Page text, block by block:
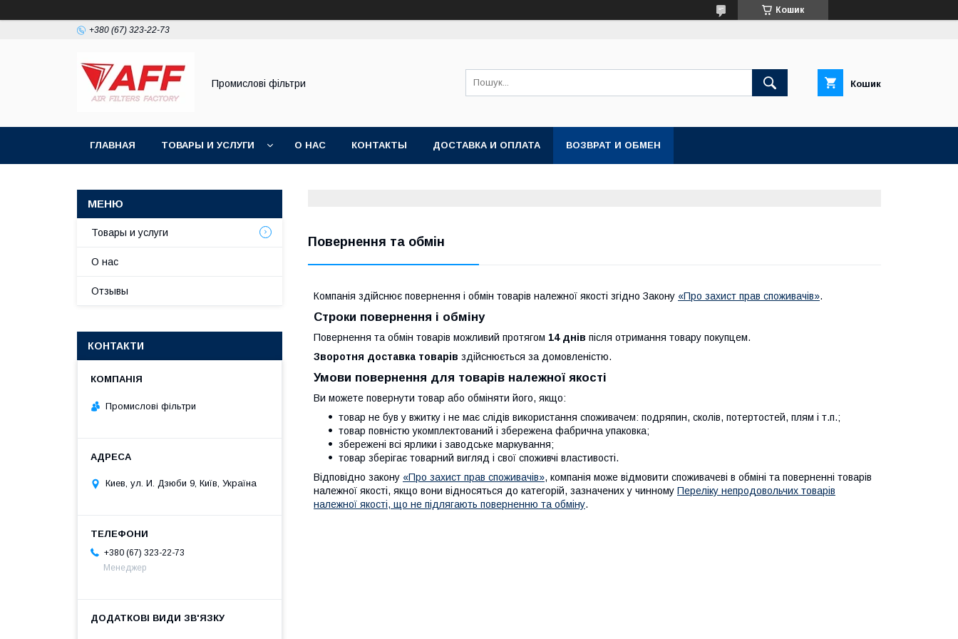
Кошик
+380 (67) 323-22-73
Промислові фільтри Кошик
ГЛАВНАЯ ТОВАРЫ И УСЛУГИ О НАС КОНТАКТЫ ДОСТАВКА И ОПЛАТА ВОЗВРАТ И ОБМЕН
Повернення та обмін
Компанія здійснює повернення і обмін товарів належної якості згідно Закону «Про захист прав споживачів».
Строки повернення і обміну
Повернення та обмін товарів можливий протягом 14 днів після отримання товару покупцем.
Зворотня доставка товарів здійснюється за домовленістю.
Умови повернення для товарів належної якості
Ви можете повернути товар або обміняти його, якщо:
товар не був у вжитку і не має слідів використання споживачем: подряпин, сколів, потертостей, плям і т.п.;
товар повністю укомплектований і збережена фабрична упаковка;
збережені всі ярлики і заводське маркування;
товар зберігає товарний вигляд і свої споживчі властивості.
Відповідно закону «Про захист прав споживачів», компанія може відмовити споживачеві в обміні та поверненні товарів
належної якості, якщо вони відносяться до категорій, зазначених у чинному Переліку непродовольчих товарів
належної якості, що не підлягають поверненню та обміну.
Товары и услуги
О нас
Отзывы
КОНТАКТИ
Промислові фільтри
Киев, ул. И. Дзюби 9, Київ, Україна
+380 (67) 323-22-73
Менеджер